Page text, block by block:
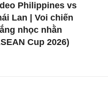
Philippines vs
Lan | Voi chiến
nhọc nhằn
Cup 2026)